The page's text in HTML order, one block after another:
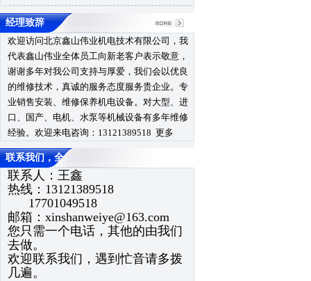
经理致辞
欢迎访问北京鑫山伟业机电技术有限公司，我
代表鑫山伟业全体员工向新老客户表示敬意，
谢谢多年对我公司支持与厚爱，我们会以优良
的维修技术，真诚的服务态度服务贵企业。专
业销售安装、维修保养机电设备。对大型、进
口、国产、电机、水泵等机械设备有多年维修
经验。欢迎来电咨询：13121389518 更多
联系我们，全
联系人：王鑫
热线：13121389518
17701049518
邮箱： xinshanweiye@163.com
您只需一个电话，其他的由我们
去做。
欢迎联系我们，遇到忙音请多拨
几遍。